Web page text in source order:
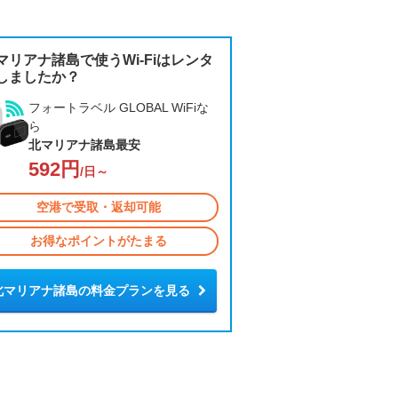
リアナ諸島で使うWi-Fiはレンタ
ましたか？
フォートラベル GLOBAL WiFiな
ら
北マリアナ諸島最安
592円 /日～
空港で受取・返却可能
お得なポイントがたまる
マリアナ諸島の料金プランを見る